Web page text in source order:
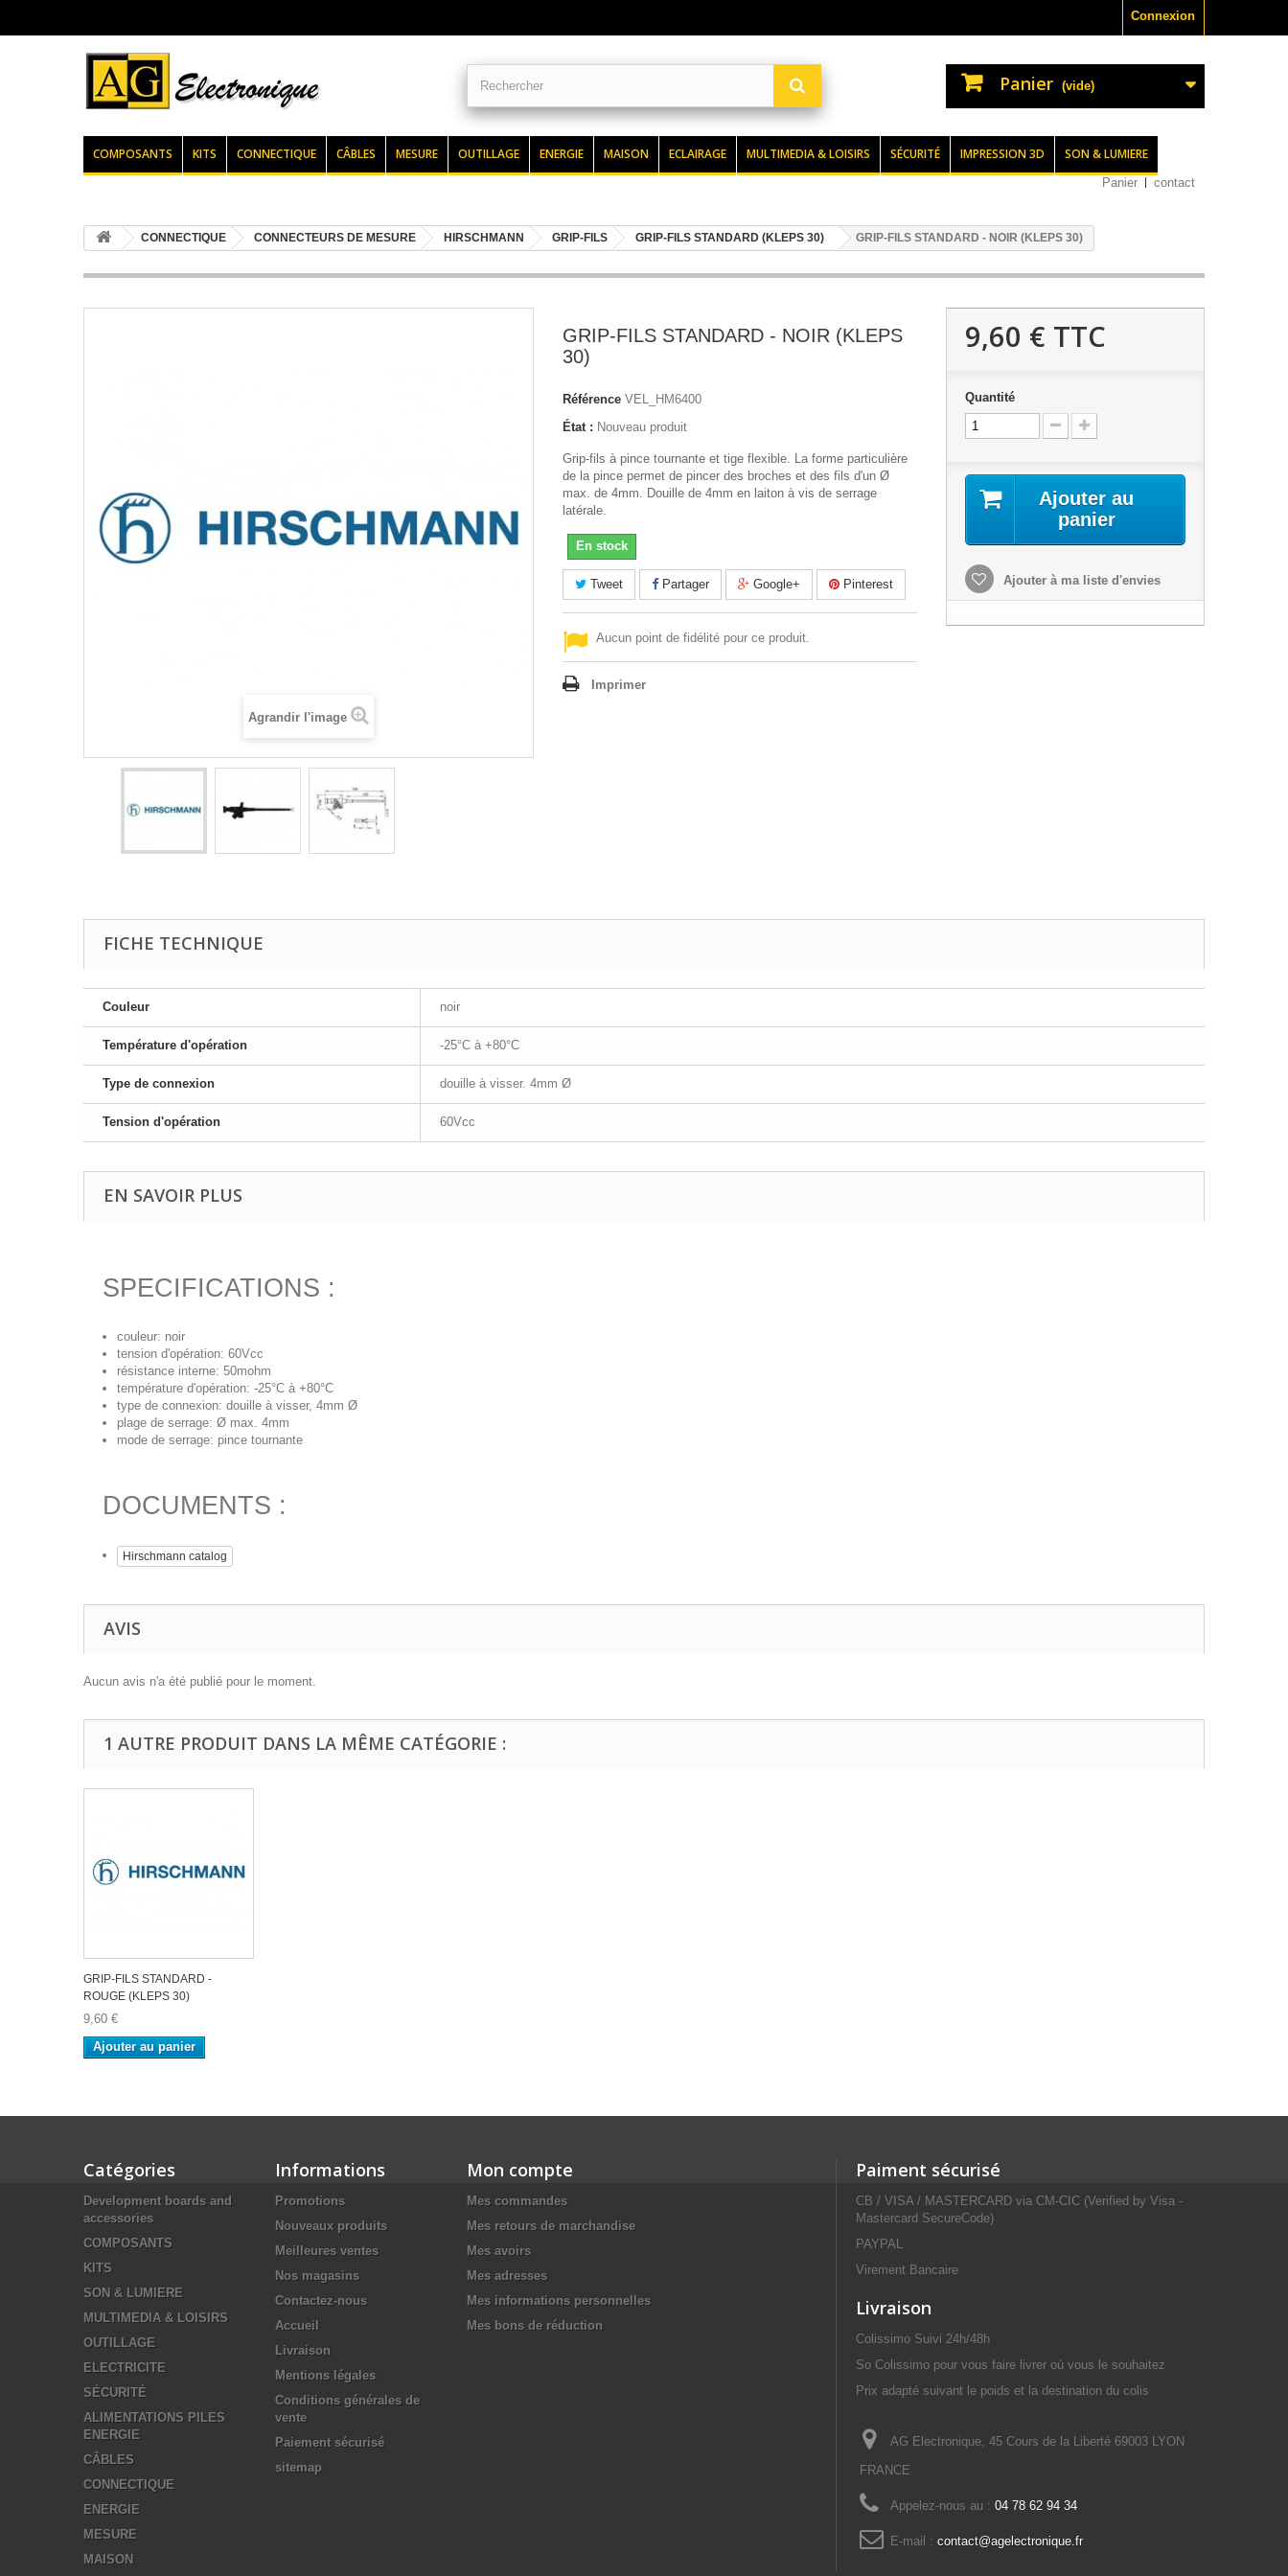
Connexion
Panier (vide)
COMPOSANTS KITS CONNECTIQUE CÂBLES MESURE OUTILLAGE ENERGIE MAISON ECLAIRAGE MULTIMEDIA & LOISIRS SÉCURITÉ IMPRESSION 3D SON & LUMIERE
Panier contact
CONNECTIQUE CONNECTEURS DE MESURE HIRSCHMANN GRIP-FILS GRIP-FILS STANDARD (KLEPS 30) GRIP-FILS STANDARD - NOIR (KLEPS 30)
Agrandir l'image
GRIP-FILS STANDARD - NOIR (KLEPS
30)
Référence VEL_HM6400
État : Nouveau produit
Grip-fils à pince tournante et tige flexible. La forme particulière
de la pince permet de pincer des broches et des fils d'un Ø
max. de 4mm. Douille de 4mm en laiton à vis de serrage
latérale.
En stock
Tweet Partager Google+ Pinterest
Aucun point de fidélité pour ce produit.
Imprimer
9,60 € TTC
Quantité
Ajouter au
panier
Ajouter à ma liste d'envies
FICHE TECHNIQUE
Couleur noir
Température d'opération -25°C à +80°C
Type de connexion douille à visser. 4mm Ø
Tension d'opération 60Vcc
EN SAVOIR PLUS
SPECIFICATIONS :
couleur: noir
tension d'opération: 60Vcc
résistance interne: 50mohm
température d'opération: -25°C à +80°C
type de connexion: douille à visser, 4mm Ø
plage de serrage: Ø max. 4mm
mode de serrage: pince tournante
DOCUMENTS :
Hirschmann catalog
AVIS
Aucun avis n'a été publié pour le moment.
1 AUTRE PRODUIT DANS LA MÊME CATÉGORIE :
GRIP-FILS STANDARD -
ROUGE (KLEPS 30)
9,60 €
Ajouter au panier
Catégories
Development boards and
accessories
COMPOSANTS
KITS
SON & LUMIERE
MULTIMEDIA & LOISIRS
OUTILLAGE
ELECTRICITE
SÉCURITÉ
ALIMENTATIONS PILES
ENERGIE
CÂBLES
CONNECTIQUE
ENERGIE
MESURE
MAISON
Informations
Promotions
Nouveaux produits
Meilleures ventes
Nos magasins
Contactez-nous
Accueil
Livraison
Mentions légales
Conditions générales de
vente
Paiement sécurisé
sitemap
Mon compte
Mes commandes
Mes retours de marchandise
Mes avoirs
Mes adresses
Mes informations personnelles
Mes bons de réduction
Paiment sécurisé
CB / VISA / MASTERCARD via CM-CIC (Verified by Visa -
Mastercard SecureCode)
PAYPAL
Virement Bancaire
Livraison
Colissimo Suivi 24h/48h
So Colissimo pour vous faire livrer où vous le souhaitez
Prix adapté suivant le poids et la destination du colis
AG Electronique, 45 Cours de la Liberté 69003 LYON
FRANCE
Appelez-nous au : 04 78 62 94 34
E-mail : contact@agelectronique.fr